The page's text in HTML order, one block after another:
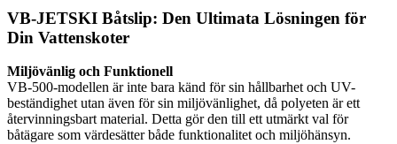
VB-JETSKI Båtslip: Den Ultimata Lösningen för
Din Vattenskoter
Miljövänlig och Funktionell
VB-500-modellen är inte bara känd för sin hållbarhet och UV-
beständighet utan även för sin miljövänlighet, då polyeten är ett
återvinningsbart material. Detta gör den till ett utmärkt val för
båtägare som värdesätter både funktionalitet och miljöhänsyn.